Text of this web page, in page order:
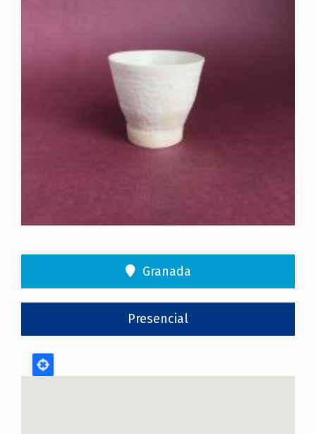
Granada
Presencial